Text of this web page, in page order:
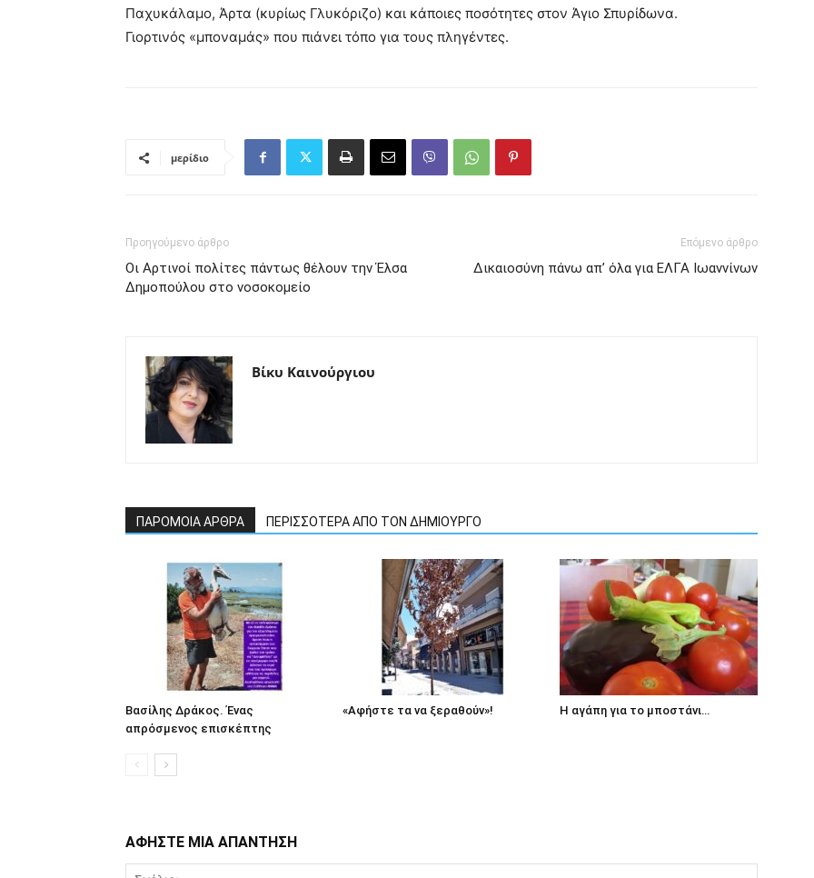
Παχυκάλαμο, Άρτα (κυρίως Γλυκόριζο) και κάποιες ποσότητες στον Άγιο Σπυρίδωνα.
Γιορτινός «μποναμάς» που πιάνει τόπο για τους πληγέντες.
μερίδιο
Προηγούμενο άρθρο
Οι Αρτινοί πολίτες πάντως θέλουν την Έλσα
Δημοπούλου στο νοσοκομείο
Επόμενο άρθρο
Δικαιοσύνη πάνω απ’ όλα για ΕΛΓΑ Ιωαννίνων
Βίκυ Καινούργιου
ΠΑΡΟΜΟΙΑ ΑΡΘΡΑ ΠΕΡΙΣΣΟΤΕΡΑ ΑΠΟ ΤΟΝ ΔΗΜΙΟΥΡΓΟ
Βασίλης Δράκος. Ένας
απρόσμενος επισκέπτης
«Αφήστε τα να ξεραθούν»! Η αγάπη για το μποστάνι…
ΑΦΗΣΤΕ ΜΙΑ ΑΠΑΝΤΗΣΗ